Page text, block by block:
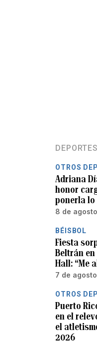
DEPORTES
OTROS
Adriana
honor
ponerla lo
8 de
BÉISBOL
Fiesta
Beltrán en
Hall: “Me
7 de
OTROS
Puerto
en el
el
2026